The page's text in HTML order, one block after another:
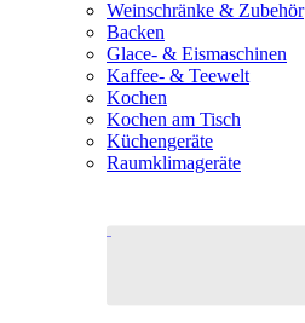
Weinschränke & Zubehör
Backen
Glace- & Eismaschinen
Kaffee- & Teewelt
Kochen
Kochen am Tisch
Küchengeräte
Raumklimageräte